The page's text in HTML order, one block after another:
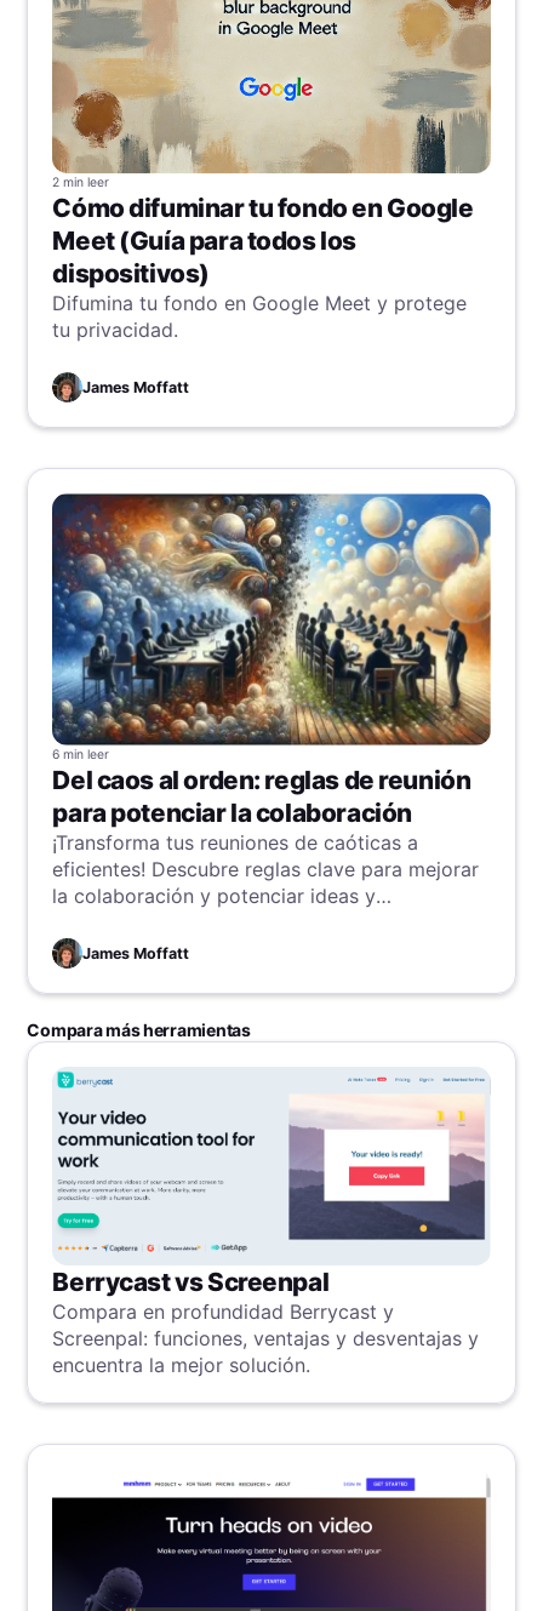
2 min leer
Cómo difuminar tu fondo en Google
Meet (Guía para todos los
dispositivos)
Difumina tu fondo en Google Meet y protege
tu privacidad.
James Moffatt
6 min leer
Del caos al orden: reglas de reunión
para potenciar la colaboración
¡Transforma tus reuniones de caóticas a
eficientes! Descubre reglas clave para mejorar
la colaboración y potenciar ideas y
James Moffatt
Compara más herramientas
Berrycast vs Screenpal
Compara en profundidad Berrycast y
Screenpal: funciones, ventajas y desventajas y
encuentra la mejor solución.